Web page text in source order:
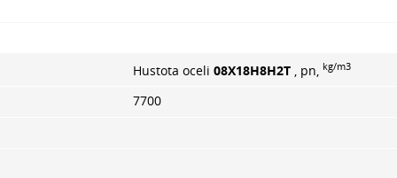
Hustota oceli 08X18H8H2T , pn, kg/m3
7700